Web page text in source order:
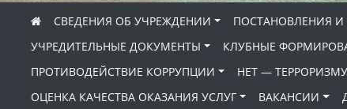
СВЕДЕНИЯ ОБ УЧРЕЖДЕНИИ
ПОСТАНОВЛЕНИЯ
УЧРЕДИТЕЛЬНЫЕ ДОКУМЕНТЫ
КЛУБНЫЕ
ПРОТИВОДЕЙСТВИЕ КОРРУПЦИИ
НЕТ — ТЕРРОРИЗМУ
ОЦЕНКА КАЧЕСТВА ОКАЗАНИЯ УСЛУГ
ВАКАНСИИ